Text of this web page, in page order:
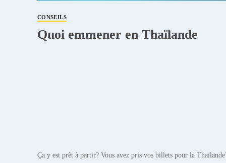
CONSEILS
Quoi emmener en Thaïlande
Ça y est prêt à partir? Vous avez pris vos billets pour la